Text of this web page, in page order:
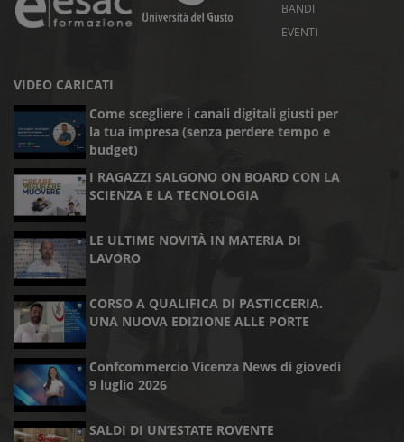
BANDI
EVENTI
VIDEO CARICATI
Come scegliere i canali digitali giusti per
la tua impresa (senza perdere tempo e
budget)
I RAGAZZI SALGONO ON BOARD CON LA
SCIENZA E LA TECNOLOGIA
LE ULTIME NOVITÀ IN MATERIA DI
LAVORO
CORSO A QUALIFICA DI PASTICCERIA.
UNA NUOVA EDIZIONE ALLE PORTE
Confcommercio Vicenza News di giovedì
9 luglio 2026
SALDI DI UN’ESTATE ROVENTE